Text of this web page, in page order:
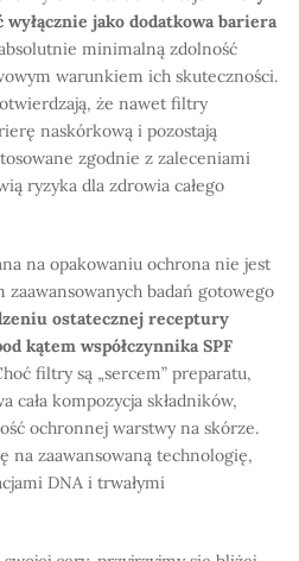
jako dodatkowa bariera
minimalną zdolność
warunkiem ich skuteczności.
że nawet filtry
naskórkową i pozostają
zgodnie z zaleceniami
ryzyka dla zdrowia całego
na opakowaniu ochrona nie jest
badań gotowego
ostatecznej receptury
kątem współczynnika SPF
filtry są „sercem” preparatu,
cała kompozycja składników,
ochronnej warstwy na skórze.
na zaawansowaną technologię,
DNA i trwałymi